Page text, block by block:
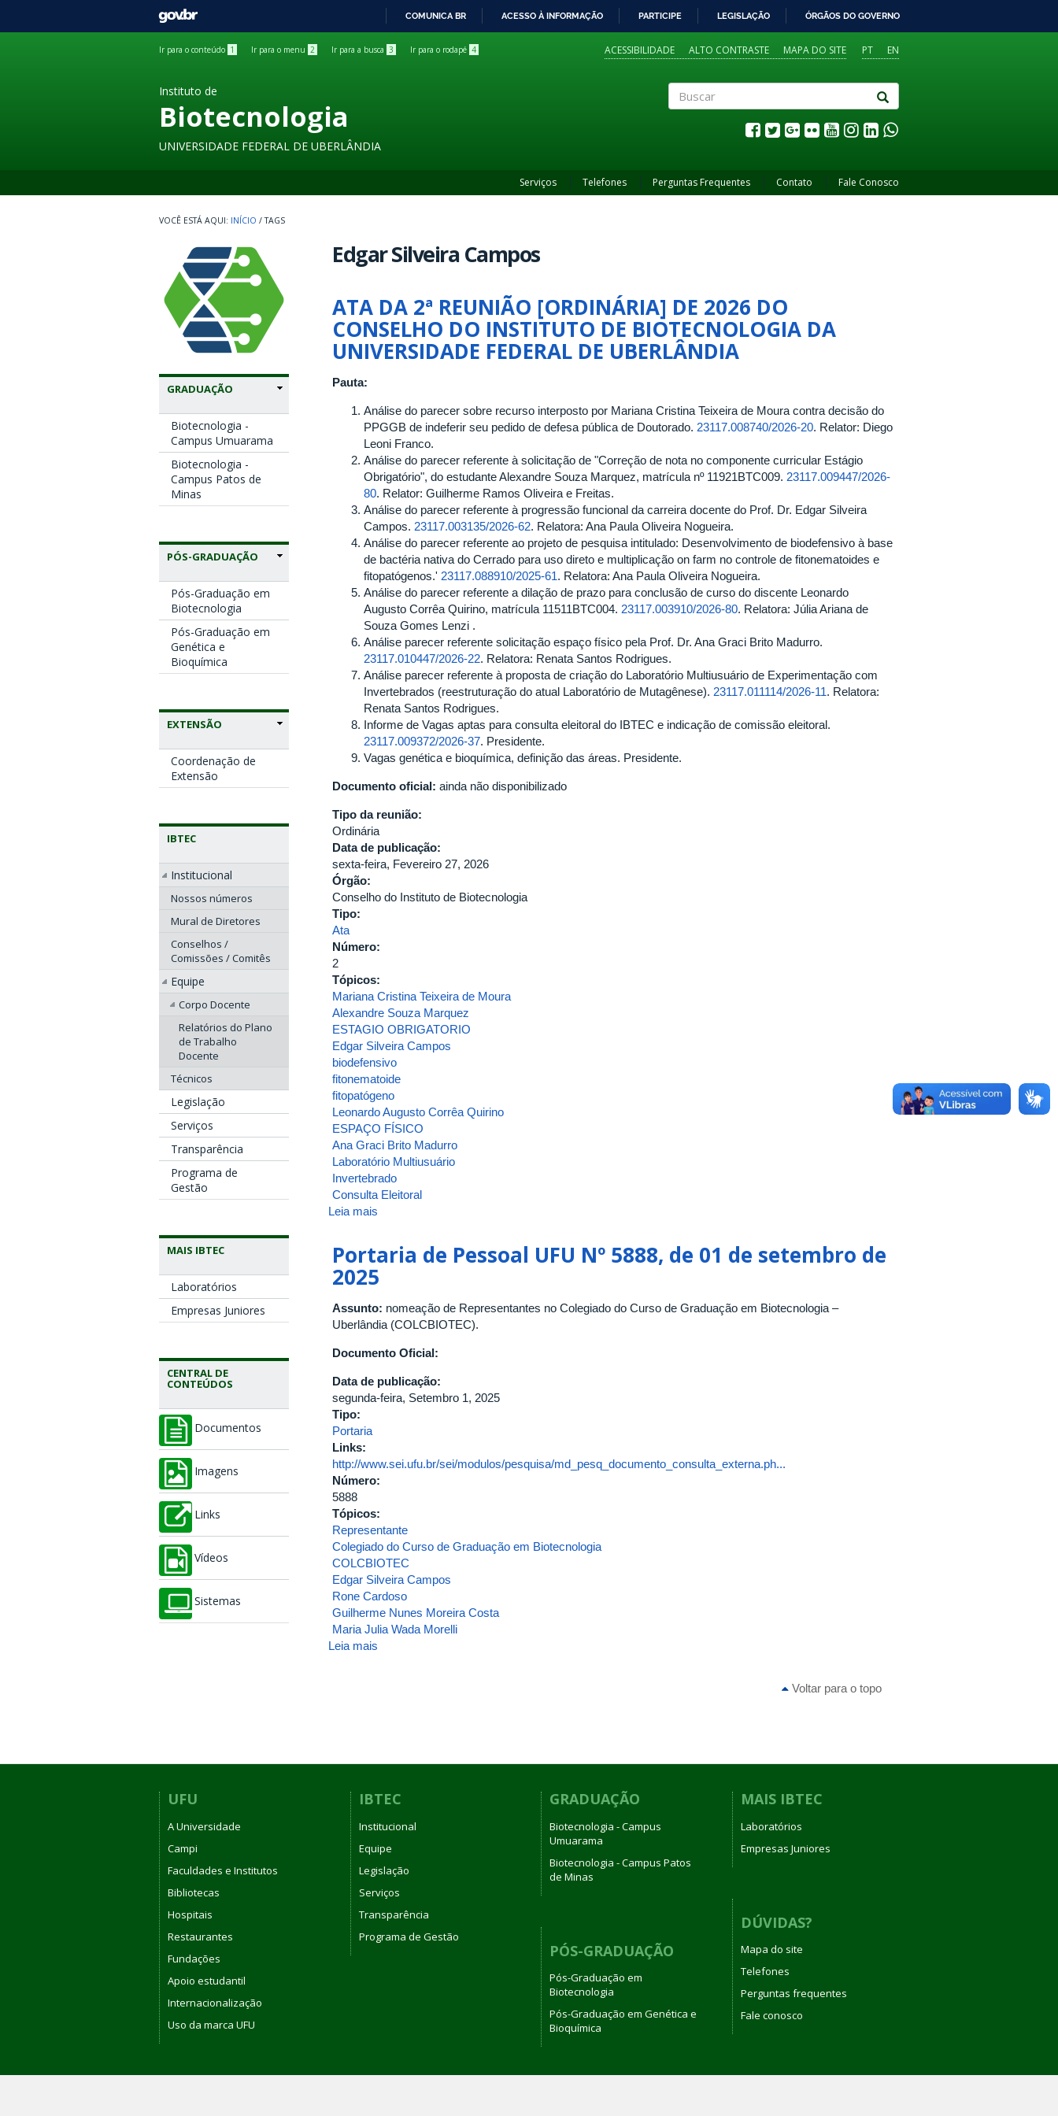
GOVBR
COMUNICA BR ACESSO À INFORMAÇÃO PARTICIPE LEGISLAÇÃO ÓRGÃOS DO GOVERNO
Ir para o conteúdo 1 Ir para o menu 2 Ir para a busca 3 Ir para o rodapé 4 PT EN
ACESSIBILIDADE ALTO CONTRASTE MAPA DO SITE
Instituto de
Biotecnologia
UNIVERSIDADE FEDERAL DE UBERLÂNDIA
Serviços Telefones Perguntas Frequentes Contato Fale Conosco
INÍCIO / TAGS
GRADUAÇÃO
Biotecnologia -
Campus Umuarama
Biotecnologia -
Campus Patos de
Minas
PÓS-GRADUAÇÃO
Pós-Graduação em
Biotecnologia
Pós-Graduação em
Genética e
Bioquímica
EXTENSÃO
Coordenação de
Extensão
IBTEC
Institucional
Nossos números
Mural de Diretores
Conselhos /
Comissões / Comitês
Equipe
Corpo Docente
Relatórios do Plano
de Trabalho
Docente
Técnicos
Legislação
Serviços
Transparência
Programa de
Gestão
MAIS IBTEC
Laboratórios
Empresas Juniores
CENTRAL DE
CONTEÚDOS
Documentos
Imagens
Links
Vídeos
Sistemas
Edgar Silveira Campos
ATA DA 2ª REUNIÃO [ORDINÁRIA] DE 2026 DO
CONSELHO DO INSTITUTO DE BIOTECNOLOGIA DA
UNIVERSIDADE FEDERAL DE UBERLÂNDIA
Pauta:
Análise do parecer sobre recurso interposto por Mariana Cristina Teixeira de Moura contra decisão do
PPGGB de indeferir seu pedido de defesa pública de Doutorado. 23117.008740/2026-20. Relator: Diego
Leoni Franco.
Análise do parecer referente à solicitação de "Correção de nota no componente curricular Estágio
Obrigatório", do estudante Alexandre Souza Marquez, matrícula nº 11921BTC009. 23117.009447/2026-
80. Relator: Guilherme Ramos Oliveira e Freitas.
Análise do parecer referente à progressão funcional da carreira docente do Prof. Dr. Edgar Silveira
Campos. 23117.003135/2026-62. Relatora: Ana Paula Oliveira Nogueira.
Análise do parecer referente ao projeto de pesquisa intitulado: Desenvolvimento de biodefensivo à base
de bactéria nativa do Cerrado para uso direto e multiplicação on farm no controle de fitonematoides e
fitopatógenos.' 23117.088910/2025-61. Relatora: Ana Paula Oliveira Nogueira.
Análise do parecer referente a dilação de prazo para conclusão de curso do discente Leonardo
Augusto Corrêa Quirino, matrícula 11511BTC004. 23117.003910/2026-80. Relatora: Júlia Ariana de
Souza Gomes Lenzi .
Análise parecer referente solicitação espaço físico pela Prof. Dr. Ana Graci Brito Madurro.
23117.010447/2026-22. Relatora: Renata Santos Rodrigues.
Análise parecer referente à proposta de criação do Laboratório Multiusuário de Experimentação com
Invertebrados (reestruturação do atual Laboratório de Mutagênese). 23117.011114/2026-11. Relatora:
Renata Santos Rodrigues.
Informe de Vagas aptas para consulta eleitoral do IBTEC e indicação de comissão eleitoral.
23117.009372/2026-37. Presidente.
Vagas genética e bioquímica, definição das áreas. Presidente.
Documento oficial: ainda não disponibilizado
Tipo da reunião:
Ordinária
Data de publicação:
sexta-feira, Fevereiro 27, 2026
Órgão:
Conselho do Instituto de Biotecnologia
Tipo:
Ata
Número:
2
Tópicos:
Mariana Cristina Teixeira de Moura
Alexandre Souza Marquez
ESTAGIO OBRIGATORIO
Edgar Silveira Campos
biodefensivo
fitonematoide
fitopatógeno
Leonardo Augusto Corrêa Quirino
ESPAÇO FÍSICO
Ana Graci Brito Madurro
Laboratório Multiusuário
Invertebrado
Consulta Eleitoral
Leia mais
2ª
REUNIÃO
DE
2026
CONSELHO
DO
INSTITUTO
UNIVERSIDADE
FEDERAL
UBERLÂNDIA
Portaria de Pessoal UFU Nº 5888, de 01 de setembro de
2025
Assunto: nomeação de Representantes no Colegiado do Curso de Graduação em Biotecnologia –
Uberlândia (COLCBIOTEC).
Documento Oficial:
Data de publicação:
segunda-feira, Setembro 1, 2025
Tipo:
Portaria
Links:
http://www.sei.ufu.br/sei/modulos/pesquisa/md_pesq_documento_consulta_externa.ph...
Número:
5888
Tópicos:
Representante
Colegiado do Curso de Graduação em Biotecnologia
COLCBIOTEC
Edgar Silveira Campos
Rone Cardoso
Guilherme Nunes Moreira Costa
Maria Julia Wada Morelli
Leia mais
de
de
de
2025
Voltar para o topo
UFU
A Universidade
Campi
Faculdades e Institutos
Bibliotecas
Hospitais
Restaurantes
Fundações
Apoio estudantil
Internacionalização
Uso da marca UFU
IBTEC
Institucional
Equipe
Legislação
Serviços
Transparência
Programa de Gestão
GRADUAÇÃO
Biotecnologia - Campus
Umuarama
Biotecnologia - Campus Patos
de Minas
PÓS-GRADUAÇÃO
Pós-Graduação em
Biotecnologia
Pós-Graduação em Genética e
Bioquímica
MAIS IBTEC
Laboratórios
Empresas Juniores
DÚVIDAS?
Mapa do site
Telefones
Perguntas frequentes
Fale conosco